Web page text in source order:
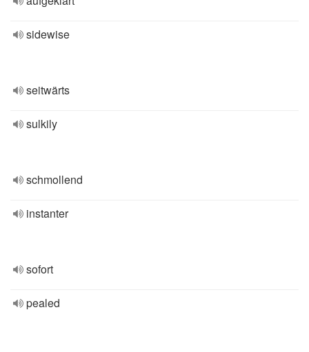
sidewise
seitwärts
sulkily
schmollend
instanter
sofort
pealed